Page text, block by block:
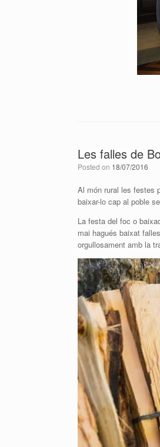
Les falles de
Posted on 18/07/2016
Al món rural les festes
baixar-lo cap al poble
La festa del foc o
mai hagués baixat
orgullosament amb la